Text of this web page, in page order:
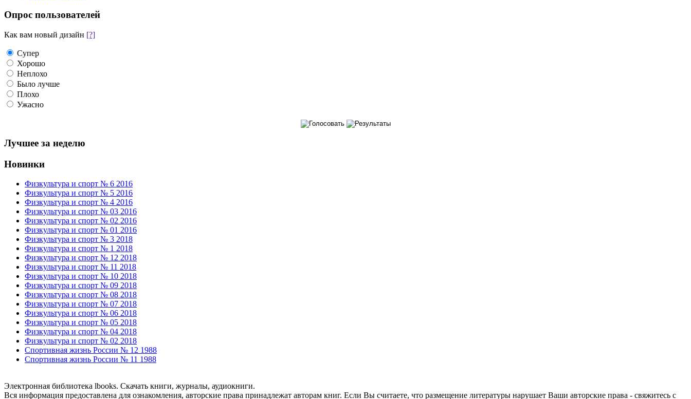
Опрос пользователей
Как вам новый дизайн [?]
Супер
Хорошо
Неплохо
Было лучше
Плохо
Ужасно
Лучшее за неделю
Новинки
Физкультура и спорт № 6 2016
Физкультура и спорт № 5 2016
Физкультура и спорт № 4 2016
Физкультура и спорт № 03 2016
Физкультура и спорт № 02 2016
Физкультура и спорт № 01 2016
Физкультура и спорт № 3 2018
Физкультура и спорт № 1 2018
Физкультура и спорт № 12 2018
Физкультура и спорт № 11 2018
Физкультура и спорт № 10 2018
Физкультура и спорт № 09 2018
Физкультура и спорт № 08 2018
Физкультура и спорт № 07 2018
Физкультура и спорт № 06 2018
Физкультура и спорт № 05 2018
Физкультура и спорт № 04 2018
Физкультура и спорт № 02 2018
Спортивная жизнь России № 12 1988
Спортивная жизнь России № 11 1988
Электронная библиотека lbooks. Скачать книги, журналы, аудиокниги.
Вся информация предоставлена для ознакомления, авторские права принадлежат авторам книг. Если Вы считаете, что размещение литературы нарушает Ваши авторские права - свяжитесь с